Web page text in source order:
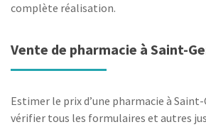
complète réalisation.
Vente de pharmacie à Saint-
Estimer le prix d’une pharmacie à
vérifier tous les formulaires et autres